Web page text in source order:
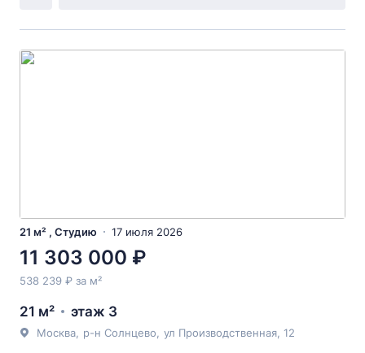
21 м² , Студию 17 июля 2026
11 303 000 ₽
538 239 ₽ за м²
21 м² этаж 3
Москва р-н Солнцево ул Производственная , 12